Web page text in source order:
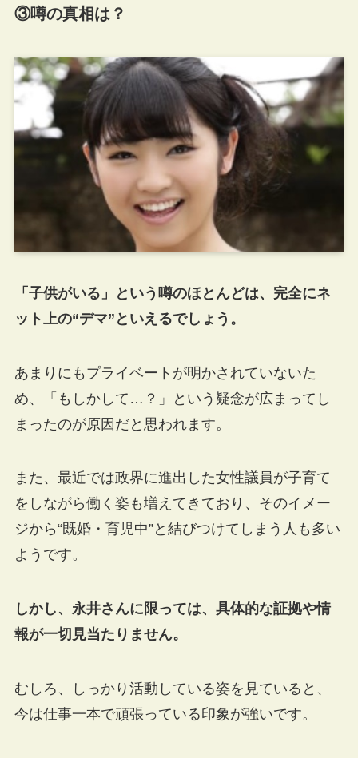
③噂の真相は？
「子供がいる」という噂のほとんどは、完全にネ
ット上の“デマ”といえるでしょう。
あまりにもプライベートが明かされていないた
め、「もしかして…？」という疑念が広まってし
まったのが原因だと思われます。
また、最近では政界に進出した女性議員が子育て
をしながら働く姿も増えてきており、そのイメー
ジから“既婚・育児中”と結びつけてしまう人も多い
ようです。
しかし、永井さんに限っては、具体的な証拠や情
報が一切見当たりません。
むしろ、しっかり活動している姿を見ていると、
今は仕事一本で頑張っている印象が強いです。